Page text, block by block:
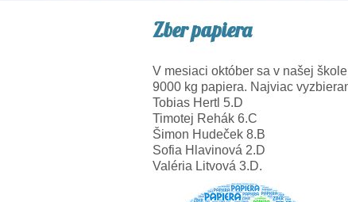
Zber papiera
V mesiaci október sa v našej
9000 kg papiera. Najviac
Tobias Hertl 5.D
Timotej Rehák 6.C
Šimon Hudeček 8.B
Sofia Hlavinová 2.D
Valéria Litvová 3.D.